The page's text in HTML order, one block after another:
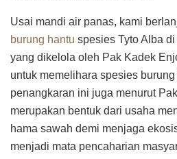
Usai mandi air panas, kami
burung hantu spesies Tyto Alba
yang dikelola oleh Pak Kadek
untuk memelihara spesies
penangkaran ini juga menurut
merupakan bentuk dari usaha
hama sawah demi menjaga
menjadi mata pencaharian